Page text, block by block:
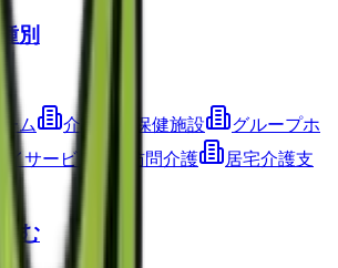
別
ム 介護老人保健施設
グループホ
サービス) 訪問介護
居宅介護支
む